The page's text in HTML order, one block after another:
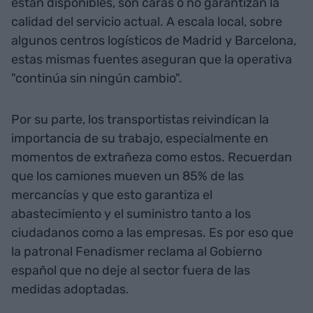
calidad del servicio actual. A escala local, sobre
algunos centros logísticos de Madrid y Barcelona,
estas mismas fuentes aseguran que la operativa
"continúa sin ningún cambio".
Por su parte, los transportistas reivindican la
importancia de su trabajo, especialmente en
momentos de extrañeza como estos. Recuerdan
que los camiones mueven un 85% de las
mercancías y que esto garantiza el
abastecimiento y el suministro tanto a los
ciudadanos como a las empresas. Es por eso que
la patronal Fenadismer reclama al Gobierno
español que no deje al sector fuera de las
medidas adoptadas.